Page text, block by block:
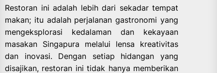
Restoran ini adalah lebih dari sekadar tempat
makan; itu adalah perjalanan gastronomi yang
mengeksplorasi kedalaman dan kekayaan
masakan Singapura melalui lensa kreativitas
dan inovasi. Dengan setiap hidangan yang
disajikan, restoran ini tidak hanya memberikan